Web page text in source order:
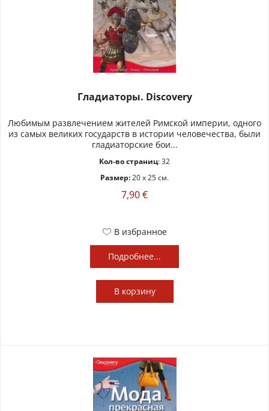
Гладиаторы. Discovery
Любимым развлечением жителей Римской империи, одного
из самых великих государств в истории человечества, были
гладиаторские бои...
Кол-во страниц: 32
Размер:20 x 25 см.
7,90 €
В избранное
Подробнее...
В корзину